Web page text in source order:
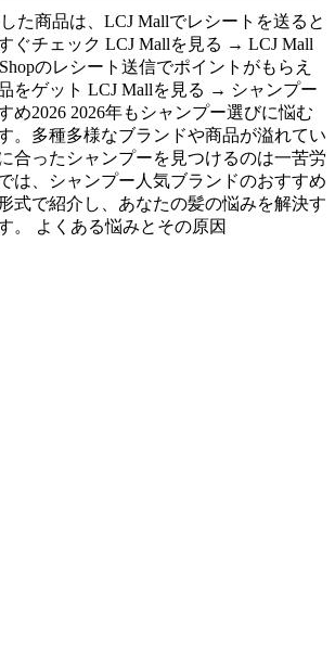
た商品は、LCJ Mallでレシートを送ると
ぐチェック LCJ Mallを見る → LCJ Mall
のレシート送信でポイントがもらえ
をゲット LCJ Mallを見る → シャンプー
め2026 2026年もシャンプー選びに悩む
。多種多様なブランドや商品が溢れてい
合ったシャンプーを見つけるのは一苦労
は、シャンプー人気ブランドのおすすめ
式で紹介し、あなたの髪の悩みを解決す
。 よくある悩みとその原因